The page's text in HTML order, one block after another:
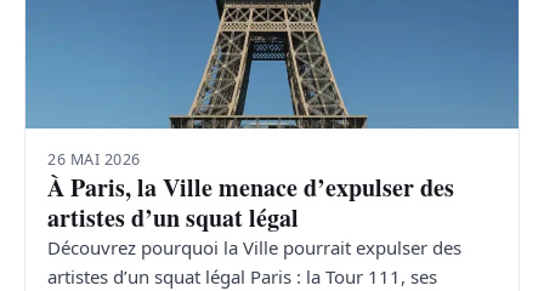
26 MAI 2026
À Paris, la Ville menace d’expulser des
artistes d’un squat légal
Découvrez pourquoi la Ville pourrait expulser des
artistes d’un squat légal Paris : la Tour 111, ses